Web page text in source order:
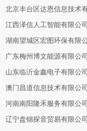
北京丰台区达恩信息技术
江西泽信人工智能有限公司
湖南望城区宏图环保有限
广东梅州博文能源有限公司
山东临沂金鑫电子有限公司
澳门昌道信息技术有限公司
河南南阳隆禾服务有限公司
辽宁盘锦探音贸易有限公司